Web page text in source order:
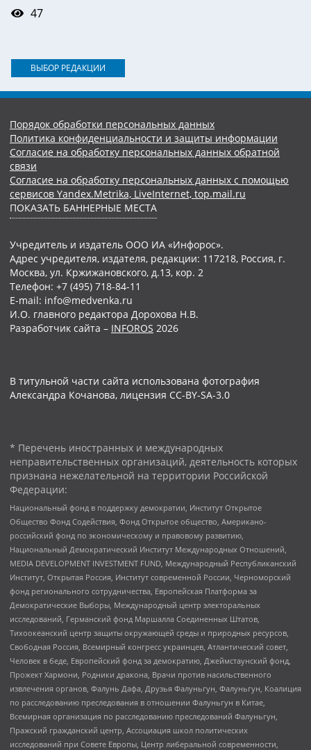
47
ВЫБОР РЕДАКЦИИ
Порядок обработки персональных данных
Политика конфиденциальности и защиты информации
Согласие на обработку персональных данных обратной
связи
Согласие на обработку персональных данных с помощью
сервисов Yandex.Metrika, LiveInternet, top.mail.ru
ПОКАЗАТЬ БАННЕРНЫЕ МЕСТА
Учредитель и издатель ООО ИА «Инфорос».
Адрес учредителя, издателя, редакции: 117218, Россия, г.
Москва, ул. Кржижановского, д.13, кор. 2
Телефон: +7 (495) 718-84-11
E-mail: info@medvenka.ru
И.О. главного редактора Дорохова Н.В.
Разработчик сайта – INFOROS 2026
В титульной части сайта использована фотография
Александра Кочанова, лицензия CC-BY-SA-3.0
* Перечень иностранных и международных
неправительственных организаций, деятельность которых
признана нежелательной на территории Российской
Федерации:
Национальный фонд в поддержку демократии, Институт Открытое
Общество Фонд Содействия, Фонд Открытое общество, Американо-
российский фонд по экономическому и правовому развитию,
Национальный Демократический Институт Международных Отношений,
MEDIA DEVELOPMENT INVESTMENT FUND, Международный Республиканский
Институт, Открытая Россия, Институт современной России, Черноморский
фонд регионального сотрудничества, Европейская Платформа за
Демократические Выборы, Международный центр электоральных
исследований, Германский фонд Маршалла Соединенных Штатов,
Тихоокеанский центр защиты окружающей среды и природных ресурсов,
Свободная Россия, Всемирный конгресс украинцев, Атлантический совет,
Человек в беде, Европейский фонд за демократию, Джеймстаунский фонд,
Прожект Хармони, Родники дракона, Врачи против насильственного
извлечения органов, Фалунь Дафа, Друзья Фалуньгун, Фалуньгун, Коалиция
по расследованию преследования в отношении Фалуньгун в Китае,
Всемирная организация по расследованию преследований Фалуньгун,
Пражский гражданский центр, Ассоциация школ политических
исследований при Совете Европы, Центр либеральной современности,